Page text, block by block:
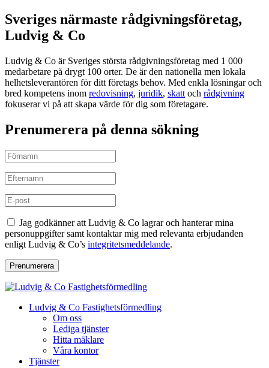
Sveriges närmaste rådgivningsföretag,
Ludvig & Co
Ludvig & Co är Sveriges största rådgivningsföretag med 1 000
medarbetare på drygt 100 orter. De är den nationella men lokala
helhetsleverantören för ditt företags behov. Med enkla lösningar och
bred kompetens inom redovisning, juridik, skatt och rådgivning
fokuserar vi på att skapa värde för dig som företagare.
Prenumerera på denna sökning
Jag godkänner att Ludvig & Co lagrar och hanterar mina
personuppgifter samt kontaktar mig med relevanta erbjudanden
enligt Ludvig & Co’s integritetsmeddelande.
Prenumerera
Ludvig & Co Fastighetsförmedling
Om oss
Lediga tjänster
Hitta mäklare
Våra kontor
Tjänster